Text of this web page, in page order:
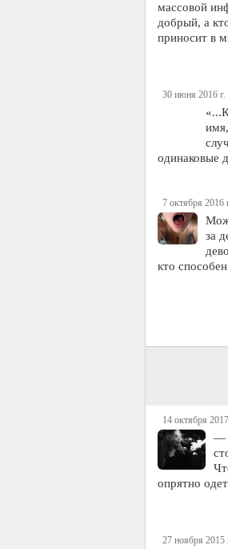
массовой
добрый, а
приносит в
30 июня 2016 г.
одинаковые
7 октября 2016
за
кто
14 октября
—
опрятно
27 ноября 2015